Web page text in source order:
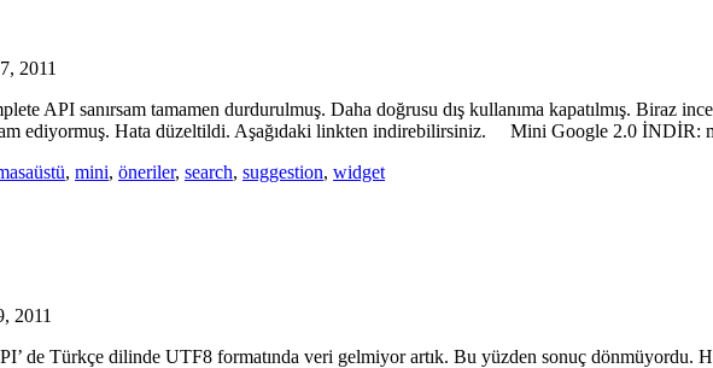
2011
API sanırsam tamamen durdurulmuş. Daha doğrusu dış kullanıma kapatılmış. Biraz
ediyormuş. Hata düzeltildi. Aşağıdaki linkten indirebilirsiniz. Mini Google 2.0 İNDİR:
, mini, öneriler, search, suggestion, widget
2011
de Türkçe dilinde UTF8 formatında veri gelmiyor artık. Bu yüzden sonuç